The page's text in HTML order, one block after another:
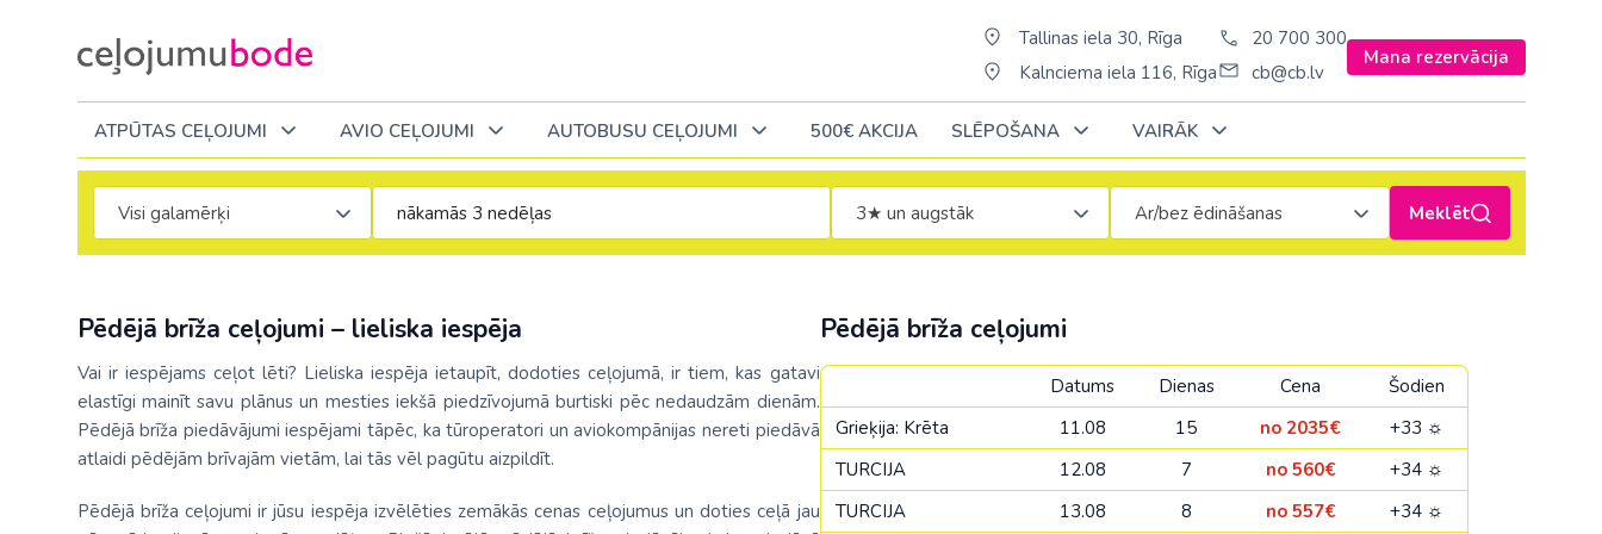
Tallinas iela 30, Rīga
Kalnciema iela 116, Rīga
20 700 300
cb@cb.lv
Mana rezervācija
ATPŪTAS CEĻOJUMI
Tuvākajā laikā Novembrī Decembrī Janvārī
Albānija
Bulgārija
Grieķija: Korfu
Grieķija: Peloponesa
Melnkalne
No Kauņas: Turcija
No Palangas: Turcija
No Viļņas: Turcija
ĒĢIPTE: Šarm el Šeiha
Kenija /c. Stambulu/
Maurīcija (pārsēš. Stambulā)
No Palangas: Šarm el Šeiha
Bali (pārsēš. Stambulā)
Šrilanka /pārsēš. Stambulā/
Taizeme (pārsēš. Stambulā)
Vjetnama (pārsēš. Stambulā)
AVIO CEĻOJUMI
Visi ceļojumi Novembrī Decembrī Janvārī
Albānija
Armēnija
Bosnija un Hercegovina
Čehija
Kosova
Lielbritānija
Malta
Moldova
Dienvidāfrikas republika
Ēģipte
Kaboverde
AAE
Butāna
Brazīlija
Dominikānas republika
Kanāda
AUTOBUSU CEĻOJUMI
Visi ceļojumi Novembrī Decembrī Janvārī
Austrija Itālija Portugāle
Bulgārija Latvija Rumānija Vācija
Čehija Lietuva Slovākija Zviedrija
Francija Melnkalne Somija
Grieķija Nīderlande Spānija
500€ AKCIJA SLĒPOŠANA
Itālija
Slēpošana Francijā
Slēpošana Itālijā
Slēpošana Itālijā no Viļņas
Slēpošana Červīnijā (Matterhorn)
VAIRĀK
Degvielas piemaksa 2026
Ceļojumu bodes komanda
Atsauksmes
Vakances
Dāvanu kartes
Blogs
Visi galamērķi 3★ un augstāk Ar/bez ēdināšanas Meklēt
Pēdējā brīža ceļojumi – lieliska iespēja
Vai ir iespējams ceļot lēti? Lieliska iespēja ietaupīt, dodoties ceļojumā, ir tiem, kas gatavi
elastīgi mainīt savu plānus un mesties iekšā piedzīvojumā burtiski pēc nedaudzām dienām.
Pēdējā brīža piedāvājumi iespējami tāpēc, ka tūroperatori un aviokompānijas nereti piedāvā
atlaidi pēdējām brīvajām vietām, lai tās vēl pagūtu aizpildīt.
Pēdējā brīža ceļojumi ir jūsu iespēja izvēlēties zemākās cenas ceļojumus un doties ceļā jau
Pēdējā brīža ceļojumi
Datums Dienas Cena
Šodien
Grieķija: Krēta
11.08 15 no 2035€
+33 ☼
TURCIJA
12.08 7 no 560€
+34 ☼
TURCIJA
13.08 8 no 557€
+34 ☼